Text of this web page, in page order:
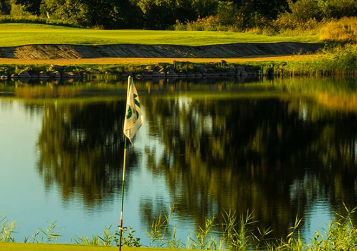
at Schloss
ist der perfekte Heimkurs für Sie.
Mitglied werden
RESERVIERUNG